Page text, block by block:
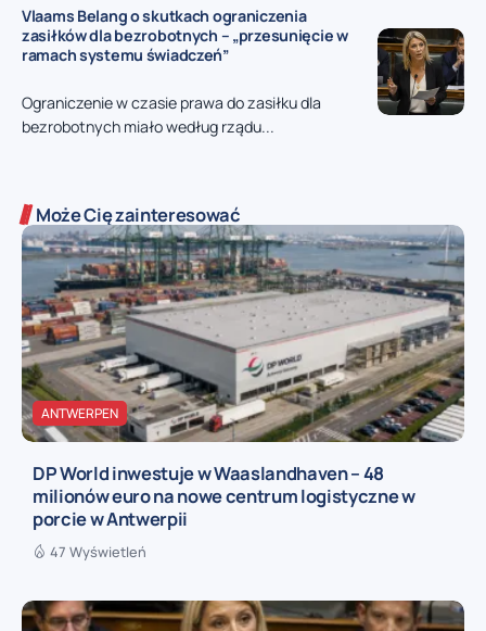
Vlaams Belang o skutkach ograniczenia
zasiłków dla bezrobotnych – „przesunięcie w
ramach systemu świadczeń”
Ograniczenie w czasie prawa do zasiłku dla
bezrobotnych miało według rządu...
Może Cię zainteresować
ANTWERPEN
DP World inwestuje w Waaslandhaven – 48
milionów euro na nowe centrum logistyczne w
porcie w Antwerpii
47 Wyświetleń